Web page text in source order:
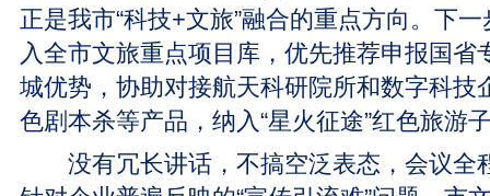
正是我市“科技+文旅”融合的重点方向。下
入全市文旅重点项目库，优先推荐申报国省
城优势，协助对接航天科研院所和数字科技
色剧本杀等产品，纳入“星火征途”红色旅游
没有冗长讲话，不搞空泛表态，会议全